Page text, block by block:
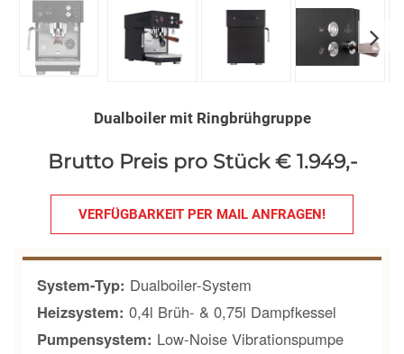
Dualboiler mit Ringbrühgruppe
Brutto Preis pro Stück € 1.949,-
VERFÜGBARKEIT PER MAIL ANFRAGEN!
System-Typ: Dualboiler-System
Heizsystem: 0,4l Brüh- & 0,75l Dampfkessel
Pumpensystem: Low-Noise Vibrationspumpe